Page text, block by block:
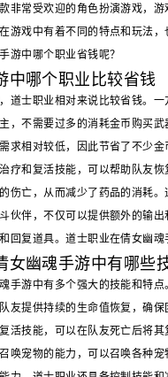
非常受欢迎的角色扮演游戏，
游戏中有着不同的特点和玩法
游中哪个职业省钱呢？
中哪个职业比较省钱
道士职业相对来说比较省钱。
，不需要过多的消耗金币购买
求相对较低，因此节省了不少
疗和复活技能，可以帮助队友恢
伤亡，从而减少了药品的消耗
伙伴，不仅可以提供额外的输
回复道具。道士职业在倩女幽魂
女幽魂手游中有哪些
手游中有多个强大的技能和特
友提供持续的生命值恢复，确
活技能，可以在队友死亡后将
唤宠物的能力，可以召唤各种